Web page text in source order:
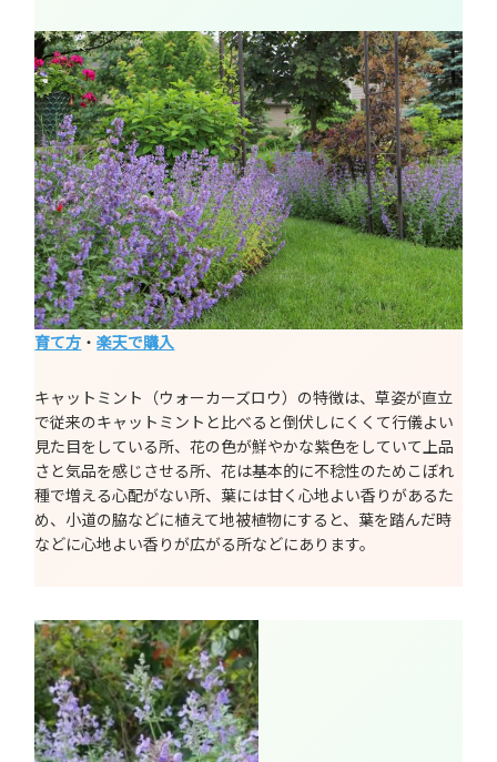
育て方 ・楽天で購入
キャットミント（ウォーカーズロウ）の特徴は、草姿が直立
で従来のキャットミントと比べると倒伏しにくくて行儀よい
見た目をしている所、花の色が鮮やかな紫色をしていて上品
さと気品を感じさせる所、花は基本的に不稔性のためこぼれ
種で増える心配がない所、葉には甘く心地よい香りがあるた
め、小道の脇などに植えて地被植物にすると、葉を踏んだ時
などに心地よい香りが広がる所などにあります。